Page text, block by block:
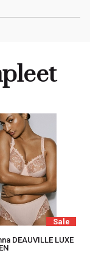
Sale
DEAUVILLE LUXE